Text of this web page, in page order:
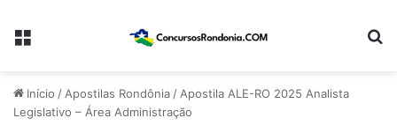
Menu
Início /Apostilas Rondônia/Apostila ALE-RO 2025 Analista
Legislativo – Área Administração